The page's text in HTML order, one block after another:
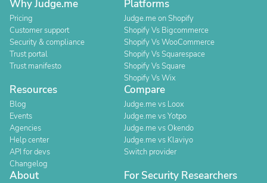
Why Judge.me
Pricing
Customer support
Security & compliance
Trust portal
Trust manifesto
Platforms
Judge.me on Shopify
Shopify Vs Bigcommerce
Shopify Vs WooCommerce
Shopify Vs Squarespace
Shopify Vs Square
Shopify Vs Wix
Resources
Blog
Events
Agencies
Help center
API for devs
Changelog
Compare
Judge.me vs Loox
Judge.me vs Yotpo
Judge.me vs Okendo
Judge.me vs Klaviyo
Switch provider
About For Security Researchers